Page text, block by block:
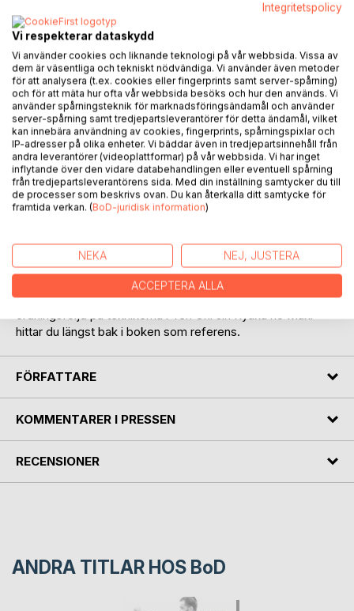
Boken är en guide över grunderna i Bujinkan Budo Taijutsu.
Ett ramverk att hålla sig i. Men det finns även mer att
hämta, om du väljer det. Den här boken är inte tänkt att
ersätta en instruktör, därför att det helt enkelt inte är
möjligt. Utgångspunkten har varit att försöka beskriva det
fundamentala som du behöver öva på när du tränar
Bujinkan. Beskrivningar över vad du behöver jobba med,
inte HUR. Din instruktör beskriver hur du ska göra vad,
sedan är det upp till dig att göra.
Bokens rubriker och tekniker är jämförda mot det Japanska
originalet. Syftet har varit att ligga så nära källan som
möjligt. Ordningen från originalet skiljer sig något åt.
användes inte dagens graderingssystem (Kukyu) inom
Bujinkan. I syfte att få till ett pedagogiskt upplägg som
kopplar till vad du förväntas kunna till respektive kyugrad
har ordningen på teknikerna ändrats till viss del. Originalets
hittar du längst bak i boken som referens.
FÖRFATTARE
KOMMENTARER I PRESSEN
RECENSIONER
ANDRA TITLAR HOS BoD
Integritetspolicy
Vi respekterar dataskydd
Vi använder cookies och liknande teknologi på vår webbsida. Vissa av
dem är väsentliga och tekniskt nödvändiga. Vi använder även metoder
för att analysera (t.ex. cookies eller fingerprints samt server-spårning)
och för att mäta hur ofta vår webbsida besöks och hur den används. Vi
använder spårningsteknik för marknadsföringsändamål och använder
server-spårning samt tredjepartsleverantörer för detta ändamål, vilket
kan innebära användning av cookies, fingerprints, spårningspixlar och
IP-adresser på olika enheter. Vi bäddar även in tredjepartsinnehåll från
andra leverantörer (videoplattformar) på vår webbsida. Vi har inget
inflytande över den vidare databehandlingen eller eventuell spårning
från tredjepartsleverantörens sida. Med din inställning samtycker du till
de processer som beskrivs ovan. Du kan återkalla ditt samtycke för
framtida verkan. (BoD-juridisk information)
NEKA NEJ, JUSTERA
ACCEPTERA ALLA